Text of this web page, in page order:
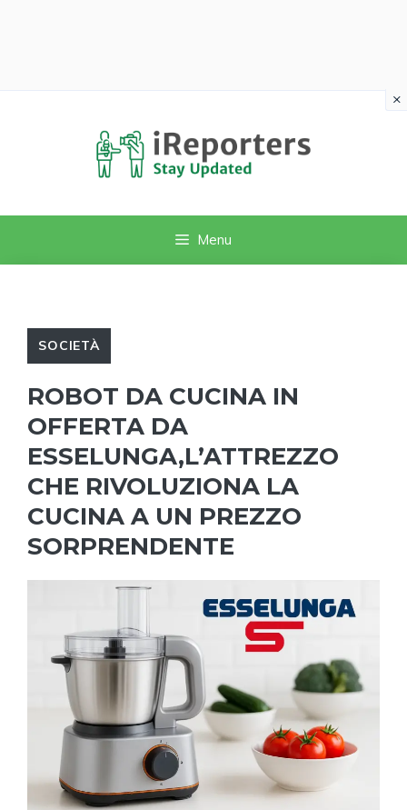
Menu
SOCIETÀ
ROBOT DA CUCINA IN
OFFERTA DA
ESSELUNGA,L’ATTREZZO
CHE RIVOLUZIONA LA
CUCINA A UN PREZZO
SORPRENDENTE
×